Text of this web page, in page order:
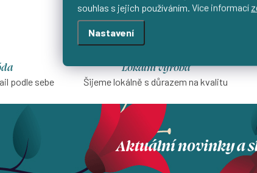
souhlas s jejich používáním. Více informací
Nastavení
podle sebe
Lokální výroba
Šijeme lokálně s důrazem na kvalitu
Aktuální novinky a